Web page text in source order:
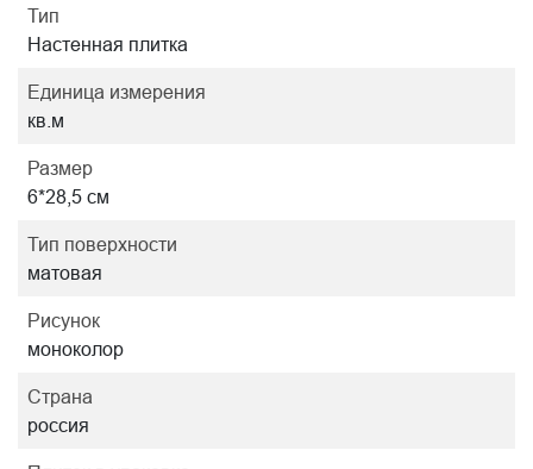
Тип
Настенная плитка
Единица измерения
кв.м
Размер
6*28,5 см
Тип поверхности
матовая
Рисунок
моноколор
Страна
россия